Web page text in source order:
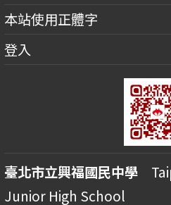
本站使用正體字
登入
臺北市立興福國民中學
Junior High School